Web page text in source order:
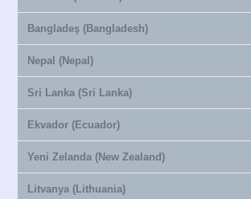
Bangladeş (Bangladesh)
Nepal (Nepal)
Sri Lanka (Sri Lanka)
Ekvador (Ecuador)
Yeni Zelanda (New Zealand)
Litvanya (Lithuania)